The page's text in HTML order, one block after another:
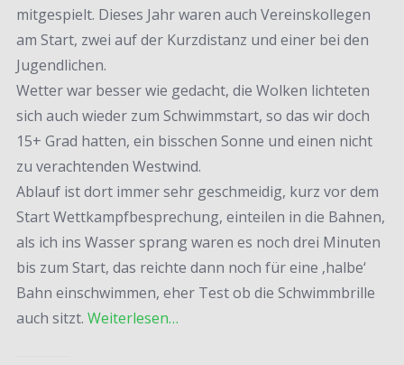
mitgespielt. Dieses Jahr waren auch Vereinskollegen
am Start, zwei auf der Kurzdistanz und einer bei den
Jugendlichen.
Wetter war besser wie gedacht, die Wolken lichteten
sich auch wieder zum Schwimmstart, so das wir doch
15+ Grad hatten, ein bisschen Sonne und einen nicht
zu verachtenden Westwind.
Ablauf ist dort immer sehr geschmeidig, kurz vor dem
Start Wettkampfbesprechung, einteilen in die Bahnen,
als ich ins Wasser sprang waren es noch drei Minuten
bis zum Start, das reichte dann noch für eine ‚halbe‘
Bahn einschwimmen, eher Test ob die Schwimmbrille
auch sitzt. Weiterlesen…